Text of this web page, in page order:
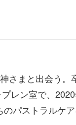
さまと出会う
レン室で、
パストラルケア